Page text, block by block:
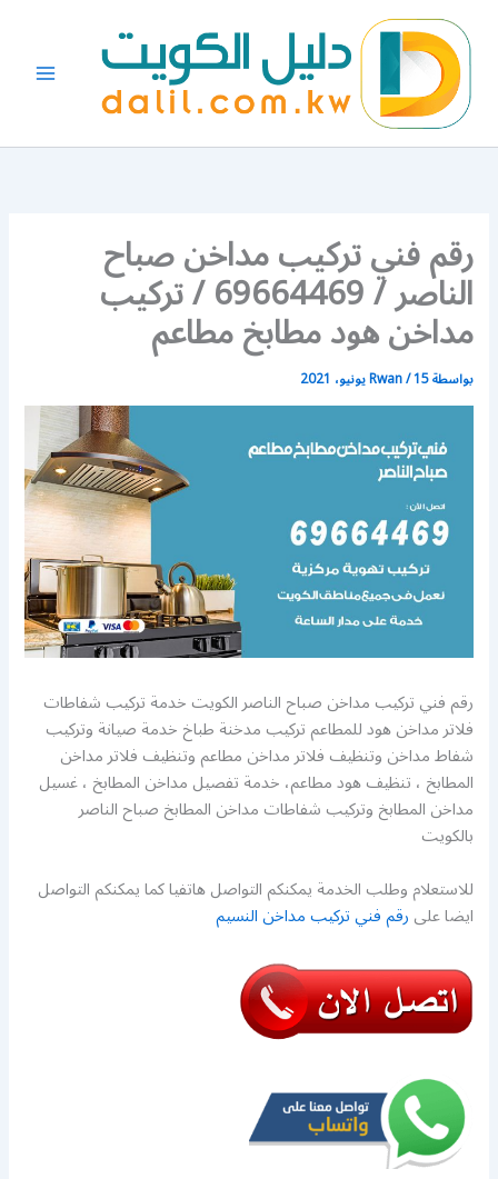
المحتوى
رقم فني تركيب مداخن صباح
الناصر / 69664469 / تركيب
مداخن هود مطابخ مطاعم
بواسطة Rwan/15 يونيو، 2021
رقم فني تركيب مداخن صباح الناصر الكويت خدمة تركيب شفاطات
فلاتر مداخن هود للمطاعم تركيب مدخنة طباخ خدمة صيانة وتركيب
شفاط مداخن وتنظيف فلاتر مداخن مطاعم وتنظيف فلاتر مداخن
المطابخ ، تنظيف هود مطاعم، خدمة تفصيل مداخن المطابخ ، غسيل
مداخن المطابخ وتركيب شفاطات مداخن المطابخ صباح الناصر
بالكويت
للاستعلام وطلب الخدمة يمكنكم التواصل هاتفيا كما يمكنكم التواصل
ايضا علىرقم فني تركيب مداخن النسيم